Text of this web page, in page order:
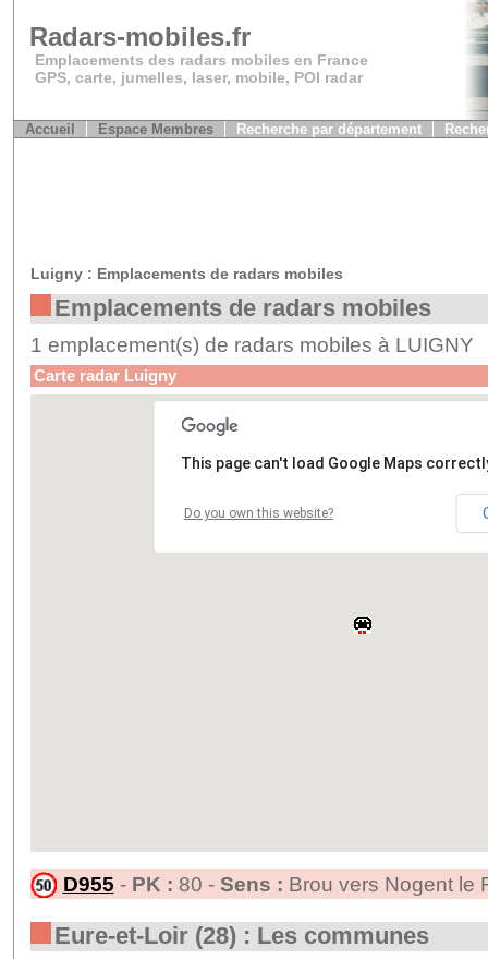
Radars-mobiles.fr
Emplacements des radars mobiles en France
GPS, carte, jumelles, laser, mobile, POI radar
Accueil Espace Membres Recherche par département
Luigny : Emplacements de radars mobiles
Emplacements de radars mobiles
1 emplacement(s) de radars mobiles à LUIGNY
Carte radar Luigny
This page can't load Google Maps
Do you own this website?
D955 - PK : 80 - Sens : Brou vers Nogent le
Eure-et-Loir (28) : Les communes